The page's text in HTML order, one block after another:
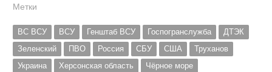
Метки
ВС ВСУ ВСУ Генштаб ВСУ Госпогранслужба
ДТЭК
Зеленский
ПВО Россия СБУ США
Труханов
Украина
Херсонская область
Чёрное море